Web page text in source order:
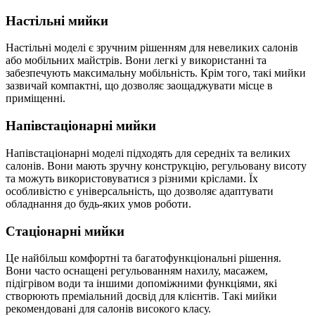
Настільні мийки
Настільні моделі є зручним рішенням для невеликих салонів
або мобільних майстрів. Вони легкі у використанні та
забезпечують максимальну мобільність. Крім того, такі мийки
зазвичай компактні, що дозволяє заощаджувати місце в
приміщенні.
Напівстаціонарні мийки
Напівстаціонарні моделі підходять для середніх та великих
салонів. Вони мають зручну конструкцію, регульовану висоту
та можуть використовуватися з різними кріслами. Їх
особливістю є універсальність, що дозволяє адаптувати
обладнання до будь-яких умов роботи.
Стаціонарні мийки
Це найбільш комфортні та багатофункціональні рішення.
Вони часто оснащені регульованням нахилу, масажем,
підігрівом води та іншими допоміжними функціями, які
створюють преміальний досвід для клієнтів. Такі мийки
рекомендовані для салонів високого класу.